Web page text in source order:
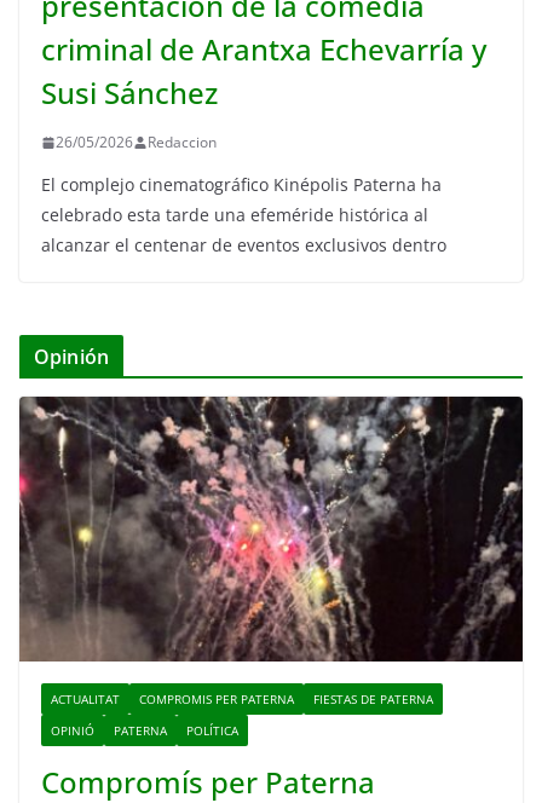
criminal de Arantxa Echevarría y
Susi Sánchez
26/05/2026 Redaccion
El complejo cinematográfico Kinépolis Paterna ha
celebrado esta tarde una efeméride histórica al
alcanzar el centenar de eventos exclusivos dentro
Opinión
ACTUALITAT COMPROMIS PER PATERNA
FIESTAS DE PATERNA
OPINIÓ
PATERNA POLÍTICA
Compromís per Paterna